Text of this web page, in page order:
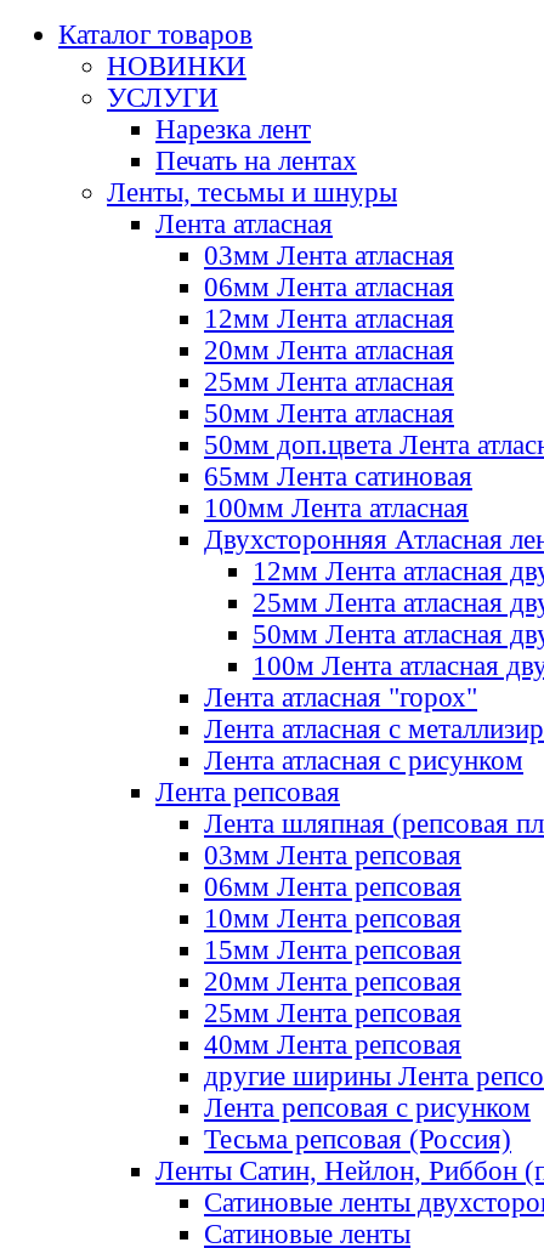
Каталог товаров
НОВИНКИ
УСЛУГИ
Нарезка лент
Печать на лентах
Ленты, тесьмы и шнуры
Лента атласная
03мм Лента атласная
06мм Лента атласная
12мм Лента атласная
20мм Лента атласная
25мм Лента атласная
50мм Лента атласная
50мм доп.цвета Лента
65мм Лента сатиновая
100мм Лента атласная
Двухсторонняя Атласная
12мм Лента атласная
25мм Лента атласная
50мм Лента атласная
100м Лента атласная
Лента атласная "горох"
Лента атласная с
Лента атласная с рисунком
Лента репсовая
Лента шляпная (репсовая
03мм Лента репсовая
06мм Лента репсовая
10мм Лента репсовая
15мм Лента репсовая
20мм Лента репсовая
25мм Лента репсовая
40мм Лента репсовая
другие ширины Лента
Лента репсовая с рисунком
Тесьма репсовая (Россия)
Ленты Сатин, Нейлон, Риббон
Сатиновые ленты
Сатиновые ленты